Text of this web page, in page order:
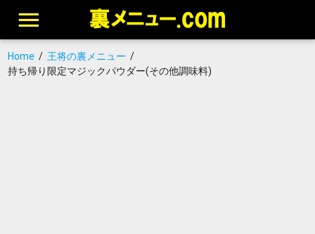
Home/ 王将の裏メニュー /
持ち帰り限定マジックパウダー(その他調味料)